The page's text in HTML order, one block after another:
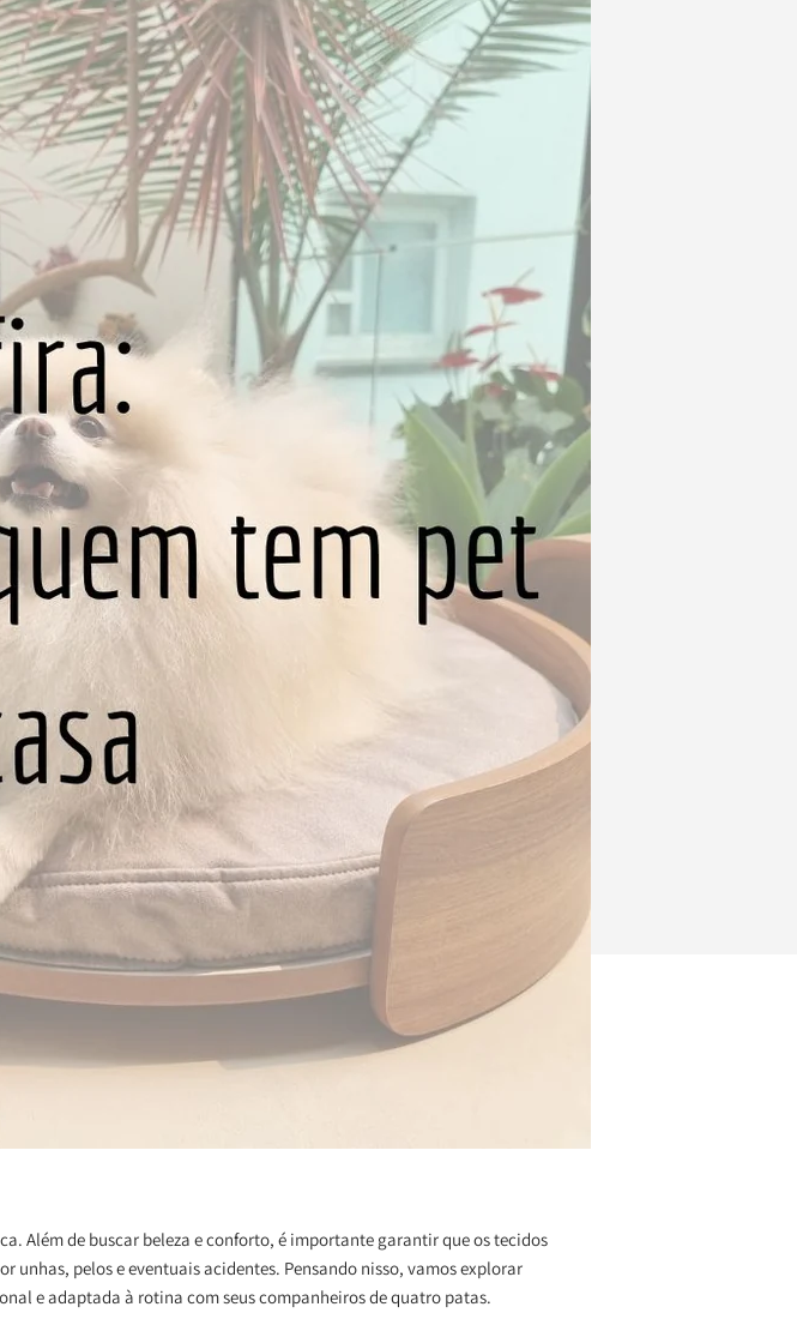
Além de buscar beleza e conforto, é importante garantir que os tecidos
unhas, pelos e eventuais acidentes. Pensando nisso, vamos explorar
e adaptada à rotina com seus companheiros de quatro patas.